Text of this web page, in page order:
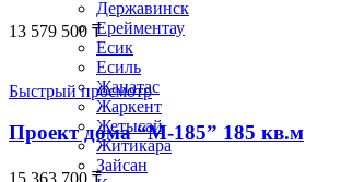
Державинск
Ерейментау
Есик
Есиль
Жанатас
Жаркент
Жетысай
Житикара
Зайсан
13 579 500 ₸
Быстрый просмотр
Проект дома “М-185” 185 кв.м